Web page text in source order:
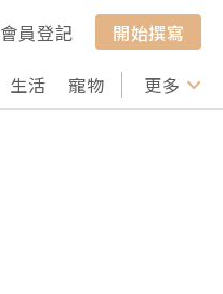
會員登記
開始撰寫
生活 寵物 行山 打卡
更多